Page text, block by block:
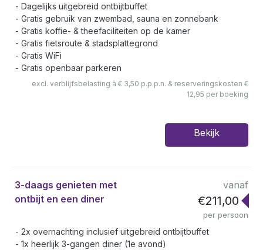
Dagelijks uitgebreid ontbijtbuffet
Gratis gebruik van zwembad, sauna en zonnebank
Gratis koffie- & theefaciliteiten op de kamer
Gratis fietsroute & stadsplattegrond
Gratis WiFi
Gratis openbaar parkeren
excl. verblijfsbelasting à € 3,50 p.p.p.n. & reserveringskosten €
12,95 per boeking
Bekijk
3-daags genieten met
ontbijt en een diner
vanaf
€211,00
per persoon
2x overnachting inclusief uitgebreid ontbijtbuffet
1x heerlijk 3-gangen diner (1e avond)